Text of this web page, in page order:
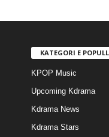
KATEGORI E
KPOP Music
Upcoming Kdrama
Kdrama News
Kdrama Stars